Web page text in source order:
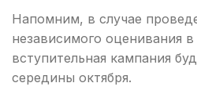
Напомним, в случае
независимого оценивания в
вступительная кампания
середины октября.